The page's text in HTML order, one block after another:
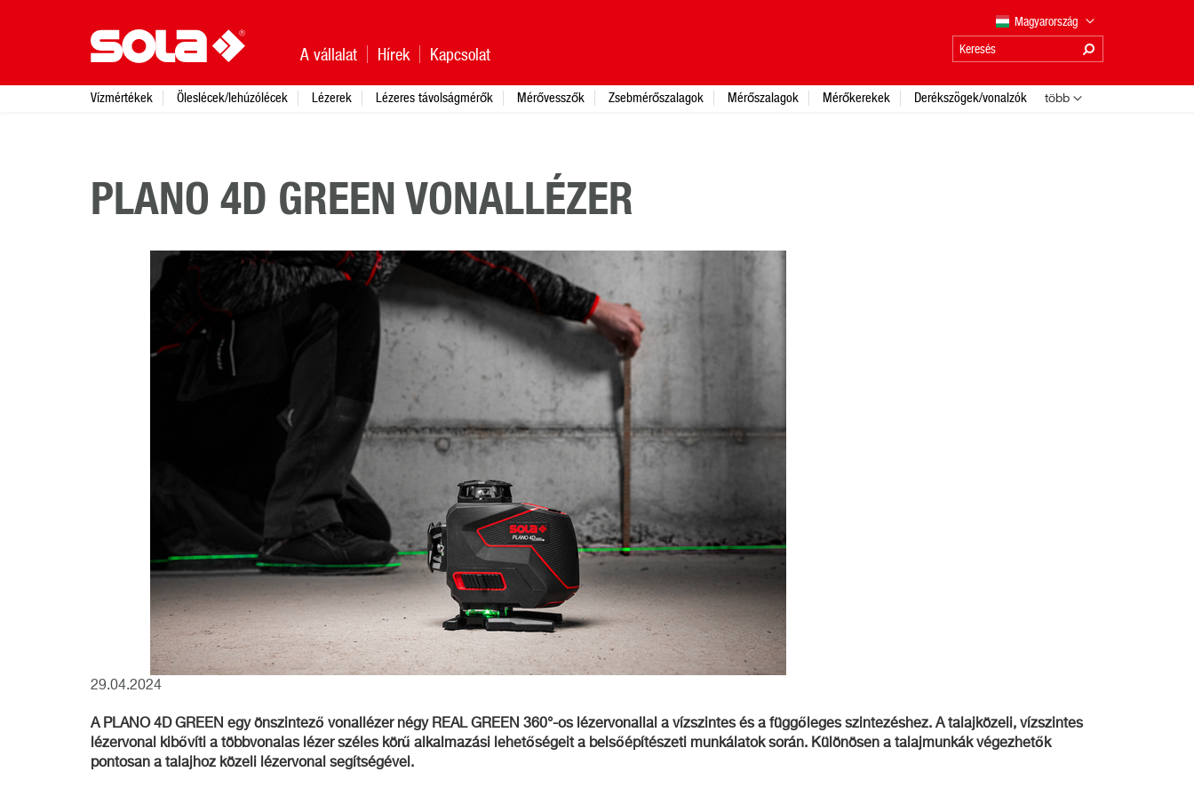
PLANO 4D GREEN VONALLÉZER
29.04.2024
A PLANO 4D GREEN egy önszintező vonallézer négy REAL GREEN 360°-os lézervonallal a vízszintes és a függőleges szintezéshez. A talajközeli, vízszintes
lézervonal kibővíti a többvonalas lézer széles körű alkalmazási lehetőségeit a belsőépítészeti munkálatok során. Különösen a talajmunkák végezhetők
pontosan a talajhoz közeli lézervonal segítségével.
A vállalat Hírek Kapcsolat
Magyarország
Vízmértékek Öleslécek/lehúzólécek Lézerek Lézeres távolságmérők Mérővesszők Zsebmérőszalagok Mérőszalagok Mérőkerekek Derékszögek/vonalzók több